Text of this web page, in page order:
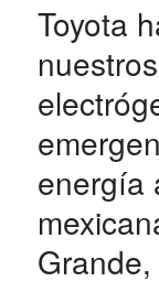
Toyota
energía
Grande